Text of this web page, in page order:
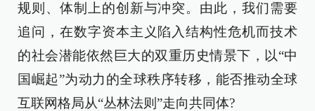
规则、体制上的创新与冲突。由此，我们需要
追问，在数字资本主义陷入结构性危机而技术
的社会潜能依然巨大的双重历史情景下，以“中
国崛起”为动力的全球秩序转移，能否推动全球
互联网格局从“丛林法则”走向共同体?